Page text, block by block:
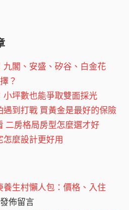
九閣、安盛、矽谷、白金花
？
小坪數也能爭取雙面採光
到打戰 買黃金是最好的保險
二房格局房型怎麼選才好
麼設計更好用
養生村懶人包：價格、入住
佈留言